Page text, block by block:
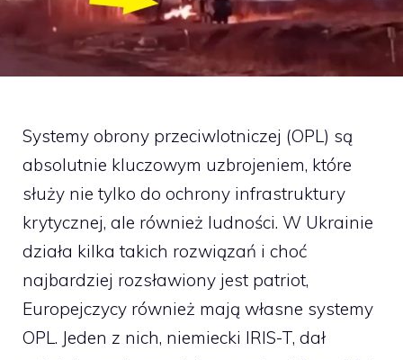
Systemy obrony przeciwlotniczej (OPL) są
absolutnie kluczowym uzbrojeniem, które
służy nie tylko do ochrony infrastruktury
krytycznej, ale również ludności. W Ukrainie
działa kilka takich rozwiązań i choć
najbardziej rozsławiony jest patriot,
Europejczycy również mają własne systemy
OPL. Jeden z nich, niemiecki IRIS-T, dał